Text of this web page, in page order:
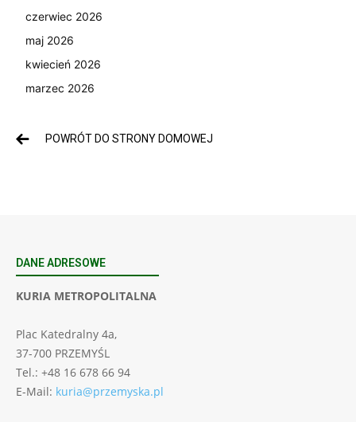
czerwiec 2026
maj 2026
kwiecień 2026
marzec 2026
POWRÓT DO STRONY DOMOWEJ
DANE ADRESOWE
KURIA METROPOLITALNA
Plac Katedralny 4a,
37-700 PRZEMYŚL
Tel.: +48 16 678 66 94
E-Mail: kuria@przemyska.pl